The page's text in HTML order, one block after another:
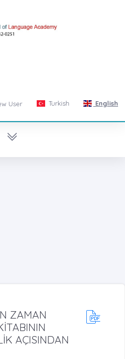
User Turkish English
ZAMAN
AÇISINDAN